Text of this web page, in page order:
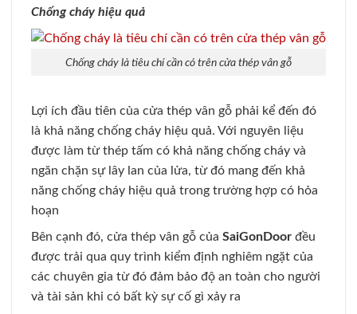
Chống cháy hiệu quả
Chống cháy là tiêu chí cần có trên cửa thép vân gỗ
Lợi ích đầu tiên của cửa thép vân gỗ phải kể đến đó
là khả năng chống cháy hiệu quả. Với nguyên liệu
được làm từ thép tấm có khả năng chống cháy và
ngăn chặn sự lây lan của lửa, từ đó mang đến khả
năng chống cháy hiệu quả trong trường hợp có hỏa
hoạn
Bên cạnh đó, cửa thép vân gỗ của SaiGonDoor đều
được trải qua quy trình kiểm định nghiêm ngặt của
các chuyên gia từ đó đảm bảo độ an toàn cho người
và tài sản khi có bất kỳ sự cố gì xảy ra